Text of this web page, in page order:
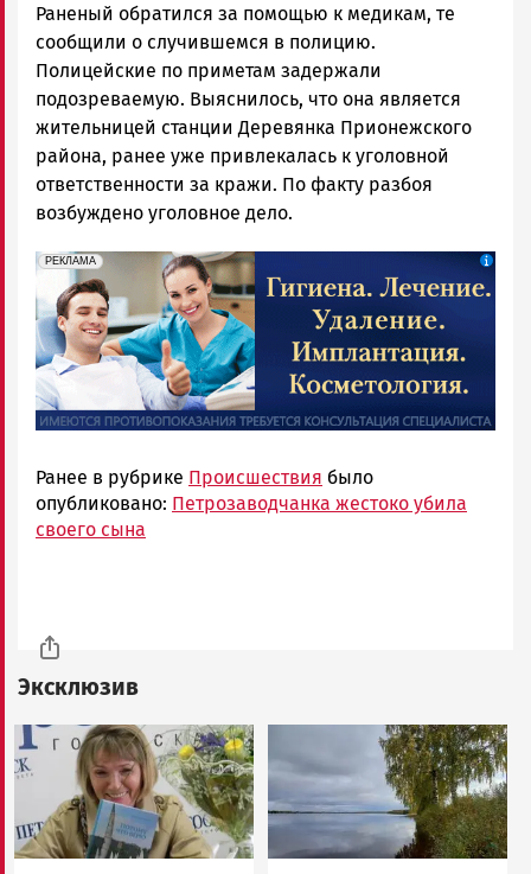
Раненый обратился за помощью к медикам, те
сообщили о случившемся в полицию.
Полицейские по приметам задержали
подозреваемую. Выяснилось, что она является
жительницей станции Деревянка Прионежского
района, ранее уже привлекалась к уголовной
ответственности за кражи. По факту разбоя
возбуждено уголовное дело.
erid: 2SDnjdpiKp6
РЕКЛАМА
Реклама
Ранее в рубрике Происшествия было
опубликовано: Петрозаводчанка жестоко убила
своего сына
Эксклюзив
Image